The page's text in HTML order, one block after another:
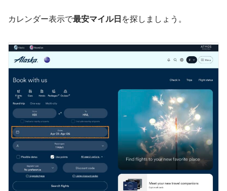
カレンダー表示で最安マイル日 を探しましょう。